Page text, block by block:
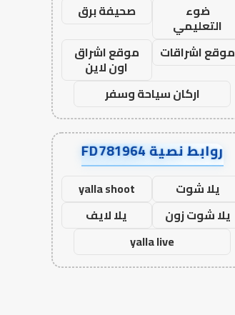
ضوء
التعليمي
صحيفة برق
موقع اشراقات
موقع اشراق
اون لاين
اركان سياحة وسفر
روابط نصية FD781964
يلا شوت
yalla shoot
يلا شوت زون
يلا لايف
yalla live